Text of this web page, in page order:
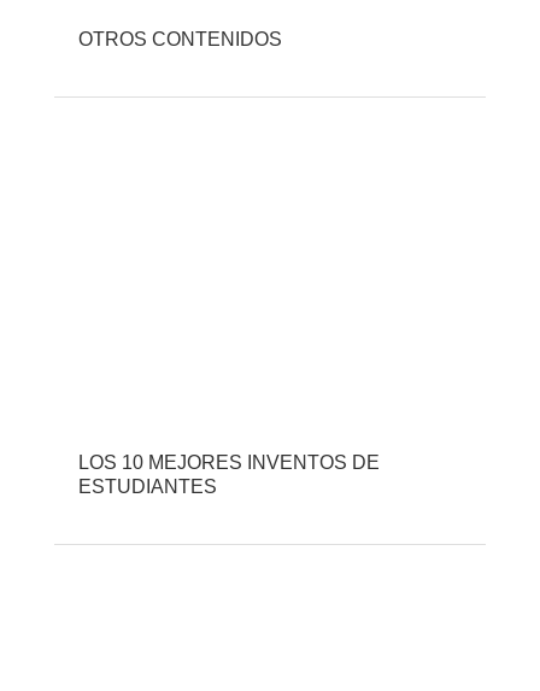
OTROS CONTENIDOS
LOS 10 MEJORES INVENTOS DE
ESTUDIANTES